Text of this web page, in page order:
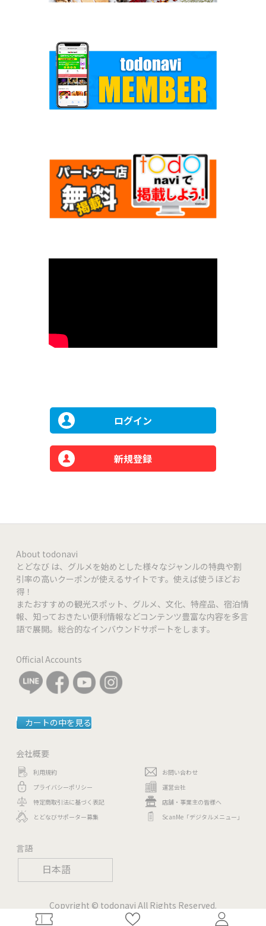
日本語
ログイン
新規登録
About todonavi
とどなび は、グルメを始めとした様々なジャンルの特典や割
引率の高いクーポンが使えるサイトです。使えば使うほどお
得！
またおすすめの観光スポット、グルメ、文化、特産品、宿泊情
報、知っておきたい便利情報などコンテンツ豊富な内容を多言
語で展開。総合的なインバウンドサポートをします。
Official Accounts
カートの中を見る
会社概要
利用規約
プライバシーポリシー
特定商取引法に基づく表記
とどなびサポーター募集
お問い合わせ
運営会社
店舗・事業主の皆様へ
ScanMe「デジタルメニュー」
言語
Copyright © todonavi All Rights Reserved.